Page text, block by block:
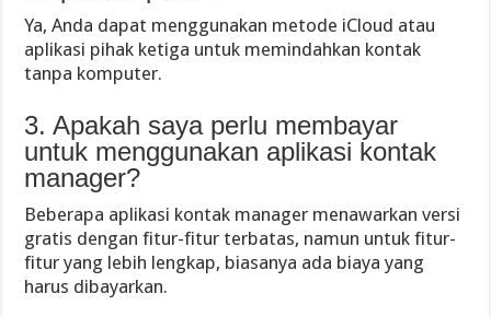
Ya, Anda dapat menggunakan metode iCloud atau
aplikasi pihak ketiga untuk memindahkan kontak
tanpa komputer.
3. Apakah saya perlu membayar
untuk menggunakan aplikasi kontak
manager?
Beberapa aplikasi kontak manager menawarkan versi
gratis dengan fitur-fitur terbatas, namun untuk fitur-
fitur yang lebih lengkap, biasanya ada biaya yang
harus dibayarkan.